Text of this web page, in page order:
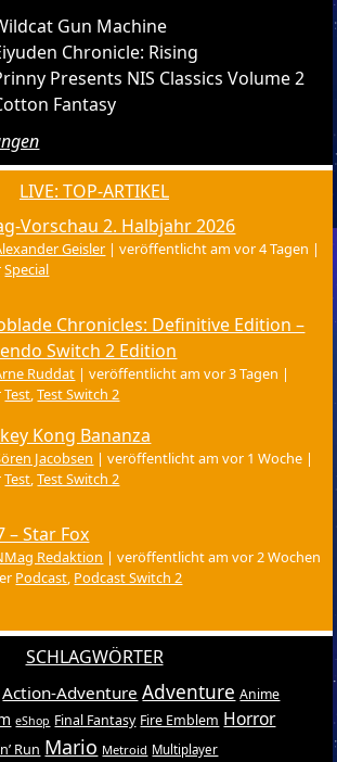
Gun Machine
Chronicle: Rising
Presents NIS Classics Volume 2
Fantasy
LIVE: TOP-ARTIKEL
Vorschau 2. Halbjahr 2026
Geisler |veröffentlicht am vor 4 Tagen |
Special
Chronicles: Definitive Edition –
Switch 2 Edition
Ruddat |veröffentlicht am vor 3 Tagen |
Test,Test Switch 2
Kong Bananza
Jacobsen |veröffentlicht am vor 1 Woche |
Test,Test Switch 2
– Star Fox
Redaktion |veröffentlicht am vor 2 Wochen
Podcast, Podcast Switch 2
SCHLAGWÖRTER
Action-Adventure Adventure Anime
eShop Final Fantasy Fire Emblem Horror
Run Mario Metroid Multiplayer